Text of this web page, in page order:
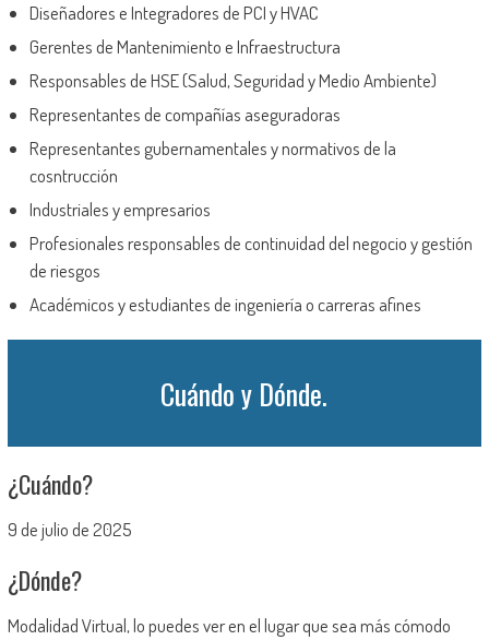
Diseñadores e Integradores de PCI y HVAC
Gerentes de Mantenimiento e Infraestructura
Responsables de HSE (Salud, Seguridad y Medio Ambiente)
Representantes de compañías aseguradoras
Representantes gubernamentales y normativos de la
cosntrucción
Industriales y empresarios
Profesionales responsables de continuidad del negocio y gestión
de riesgos
Académicos y estudiantes de ingeniería o carreras afines
Cuándo y Dónde.
¿Cuándo?
9 de julio de 2025
¿Dónde?
Modalidad Virtual, lo puedes ver en el lugar que sea más cómodo